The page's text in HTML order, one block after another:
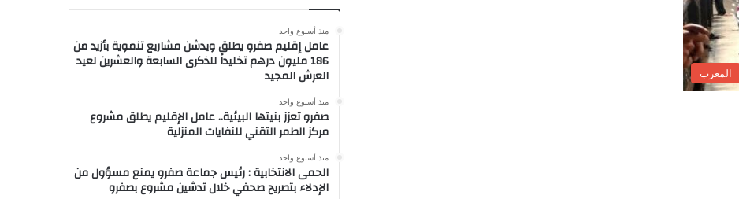
المغرب
منذ أسبوع واحد
عامل إقليم صفرو يطلق ويدشن مشاريع تنموية بأزيد من
186 مليون درهم تخليداً للذكرى السابعة والعشرين لعيد
العرش المجيد
منذ أسبوع واحد
صفرو تعزز بنيتها البيئية.. عامل الإقليم يطلق مشروع
مركز الطمر التقني للنفايات المنزلية
منذ أسبوع واحد
الحمى الانتخابية : رئيس جماعة صفرو يمنع مسؤول من
الإدلاء بتصريح صحفي خلال تدشين مشروع بصفرو